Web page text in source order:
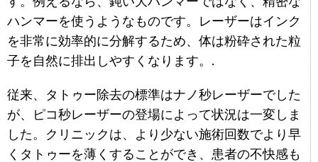
ハンマーを使うようなものです。レーザーはインク
を非常に効率的に分解するため、体は粉砕された粒
子を自然に排出しやすくなります。.
従来、タトゥー除去の標準はナノ秒レーザーでした
が、ピコ秒レーザーの登場によって状況は一変しま
した。クリニックは、より少ない施術回数でより早
くタトゥーを薄くすることができ、患者の不快感も